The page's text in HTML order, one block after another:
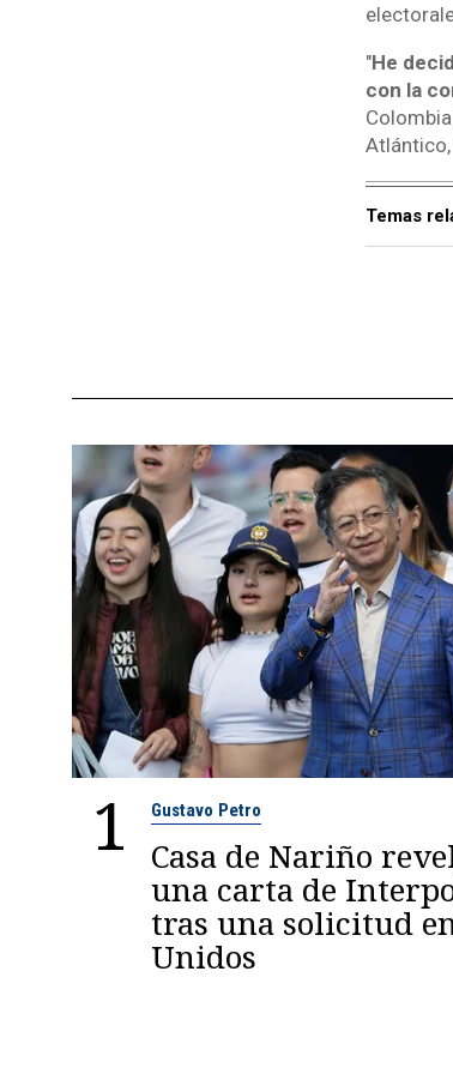
"He
con la
Temas
1 Gustavo Petro
Casa de Nariño
una carta de
tras una solicitud
Unidos